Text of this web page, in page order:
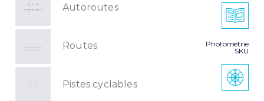
Autoroutes
Routes
Pistes cyclables
Photométrie
SKU